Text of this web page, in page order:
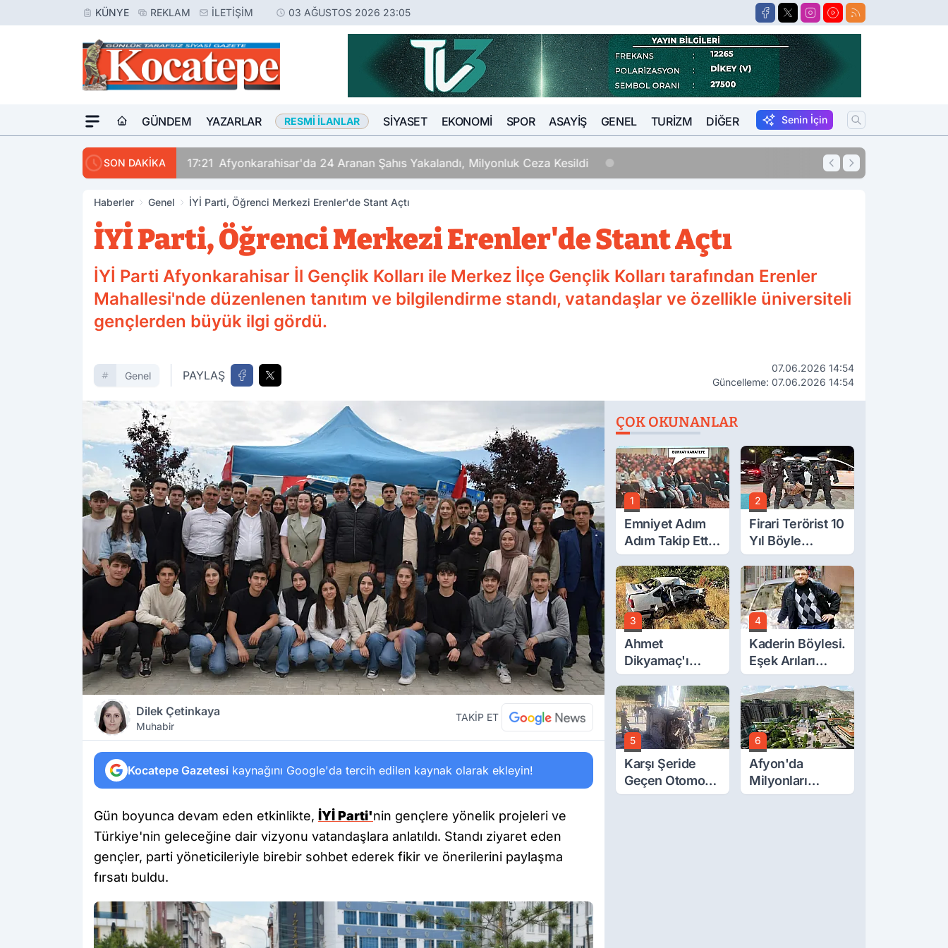
KÜNYE REKLAM İLETIŞIM 03 AĞUSTOS 2026 23:05
GÜNDEM YAZARLAR RESMI İLANLAR SIYASET EKONOMI SPOR ASAYIŞ GENEL TURIZM DIĞER Senin İçin
SON DAKİKA 17:21 Afyonkarahisar'da 24 Aranan Şahıs Yakalandı, Milyonluk Ceza Kesildi 17:15
Haberler Genel İYİ Parti, Öğrenci Merkezi Erenler'de Stant Açtı
İYİ Parti, Öğrenci Merkezi Erenler'de Stant Açtı
İYİ Parti Afyonkarahisar İl Gençlik Kolları ile Merkez İlçe Gençlik Kolları tarafından Erenler
Mahallesi'nde düzenlenen tanıtım ve bilgilendirme standı, vatandaşlar ve özellikle üniversiteli
gençlerden büyük ilgi gördü.
Genel PAYLAŞ
07.06.2026 14:54
Güncelleme: 07.06.2026 14:54
Dilek Çetinkaya
Muhabir
TAKİP ET
Kocatepe Gazetesi kaynağını Google'da tercih edilen kaynak olarak ekleyin!
Gün boyunca devam eden etkinlikte, İYİ Parti'nin gençlere yönelik projeleri ve
Türkiye'nin geleceğine dair vizyonu vatandaşlara anlatıldı. Standı ziyaret eden
gençler, parti yöneticileriyle birebir sohbet ederek fikir ve önerilerini paylaşma
fırsatı buldu.
ÇOK OKUNANLAR
1
Emniyet Adım
Adım Takip Etti.
Firari FETÖ'cü
Yakayı Bu
Toplantıda Ele
Verdi.
2
Firari Terörist 10
Yıl Böyle
Saklanmış: İşte
Tüm Detaylar
3
Ahmet
Dikyamaç'ı
Hayattan
Koparan Kaza
4
Kaderin Böylesi.
Eşek Arıları
Öldürdü
5
Karşı Şeride
Geçen Otomobil
Devrildi: Aile
6
Afyon'da
Milyonları
İlgilendiren